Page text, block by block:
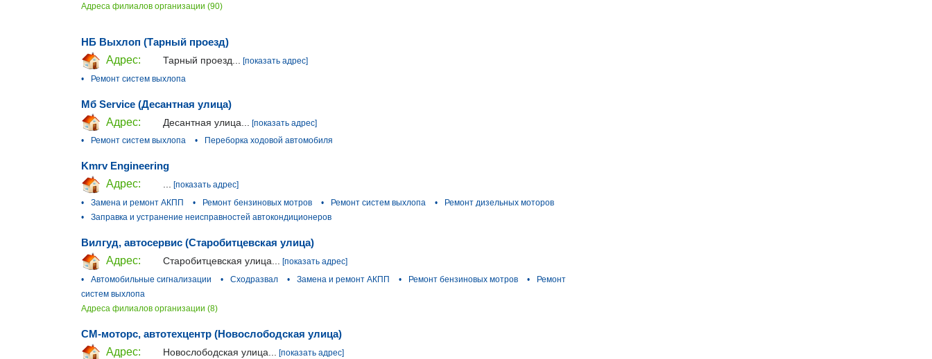
Адреса филиалов организации (90)
НБ Выхлоп (Тарный проезд)
Адрес:
Тарный проезд...
[показать адрес]
•
Ремонт систем выхлопа
Мб Service (Десантная улица)
Адрес:
Десантная улица...
[показать адрес]
•
Ремонт систем выхлопа • Переборка ходовой автомобиля
Kmrv Engineering
Адрес:
... [показать адрес]
•
Замена и ремонт АКПП • Ремонт бензиновых мотров • Ремонт систем выхлопа •
Ремонт дизельных моторов
•
Заправка и устранение неисправностей автокондиционеров
Вилгуд, автосервис (Старобитцевская улица)
Адрес:
Старобитцевская улица...
[показать адрес]
•
Автомобильные сигнализации • Сходразвал • Замена и ремонт АКПП • Ремонт бензиновых мотров •
Ремонт
систем выхлопа
Адреса филиалов организации (8)
СМ-моторс, автотехцентр (Новослободская улица)
Адрес:
Новослободская улица...
[показать адрес]